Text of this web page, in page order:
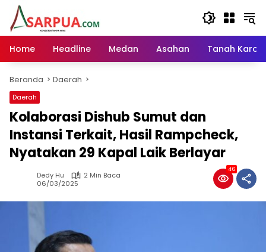
Langsung
konten
Home
Headline Medan Asahan Tanah Karo
Beranda Daerah
Daerah
Kolaborasi Dishub Sumut dan
Instansi Terkait, Hasil Rampcheck,
Nyatakan 29 Kapal Laik Berlayar
Dedy Hu
2 Min Baca
06/03/2025
46